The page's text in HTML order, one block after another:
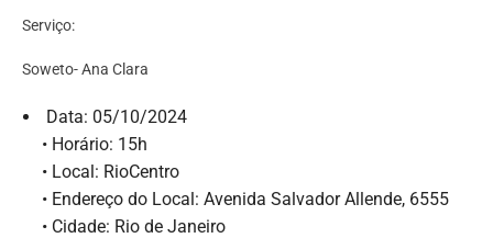
Serviço:
Soweto- Ana Clara
⁠ ⁠Data: 05/10/2024
•⁠ ⁠Horário: 15h
•⁠ ⁠Local: RioCentro
•⁠ ⁠Endereço do Local: Avenida Salvador Allende, 6555
•⁠ ⁠Cidade: Rio de Janeiro